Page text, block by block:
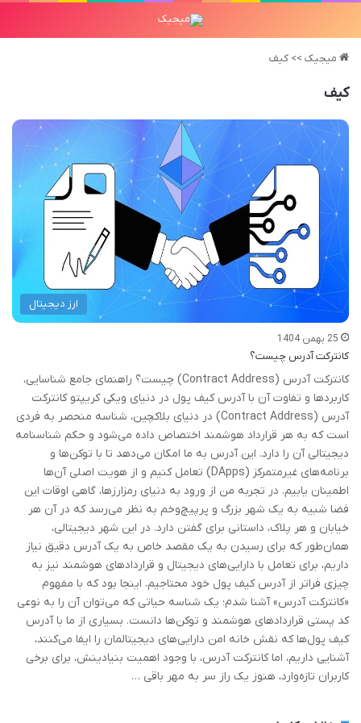
میجیک >> کیف
کیف
ارز دیجیتال
25 بهمن 1404
کانترکت آدرس چیست؟
کانترکت آدرس (Contract Address) چیست؟ راهنمای جامع شناسایی،
کاربردها و تفاوت آن با آدرس کیف پول در دنیای ویکی کریپتو کانترکت
آدرس (Contract Address) در دنیای بلاکچین، شناسه منحصر به فردی
است که به هر قرارداد هوشمند اختصاص داده می‌شود و حکم شناسنامه
دیجیتالی آن را دارد. این آدرس به ما امکان می‌دهد تا با توکن‌ها و
برنامه‌های غیرمتمرکز (DApps) تعامل کنیم و از هویت اصلی آن‌ها
اطمینان یابیم. در تجربه من از ورود به دنیای رمزارزها، گاهی اوقات این
فضا شبیه به یک شهر بزرگ و پرپیچ‌وخم به نظر می‌رسد که در آن هر
خیابان و هر پلاک، داستانی برای گفتن دارد. در این شهر دیجیتالی،
همان‌طور که برای رسیدن به یک مقصد خاص به یک آدرس دقیق نیاز
داریم، برای تعامل با دارایی‌های دیجیتال و قراردادهای هوشمند نیز به
چیزی فراتر از آدرس کیف پول خود محتاجیم. اینجا بود که با مفهوم
«کانترکت آدرس» آشنا شدم؛ یک شناسه حیاتی که می‌توان آن را به نوعی
کد پستی قراردادهای هوشمند و توکن‌ها دانست. بسیاری از ما با آدرس
کیف پول‌ها که نقش خانه امن دارایی‌های دیجیتالمان را ایفا می‌کنند،
آشنایی داریم، اما کانترکت آدرس، با وجود اهمیت بنیادینش، برای برخی
کاربران تازه‌وارد، هنوز یک راز سر به مهر باقی …